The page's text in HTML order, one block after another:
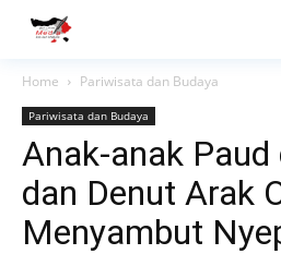
Home Pariwisata dan Budaya
Pariwisata dan Budaya
Anak-anak Paud
dan Denut Arak
Menyambut